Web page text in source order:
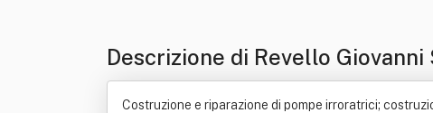
Descrizione di Revello Giovanni
Costruzione e riparazione di pompe irroratrici;